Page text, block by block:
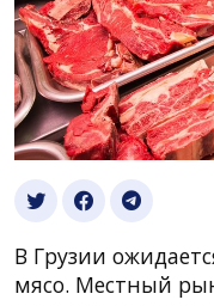
В Грузии
мясо. Местный